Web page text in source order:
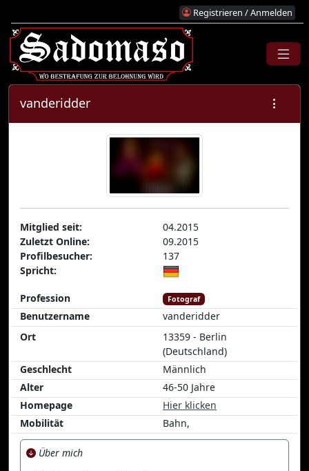
Registrieren / Anmelden
vanderidder
Mitglied seit:
04.2015
Zuletzt Online:
09.2015
Profilbesucher:
137
Spricht:
Profession Fotograf
Benutzername
vanderidder
Ort
13359 - Berlin
(Deutschland)
Geschlecht
Männlich
Alter
46-50 Jahre
Homepage
Hier klicken
Mobilität
Bahn,
Über mich